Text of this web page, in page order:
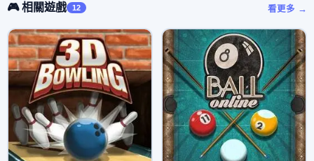
🎮 相關遊戲 12 看更多 →